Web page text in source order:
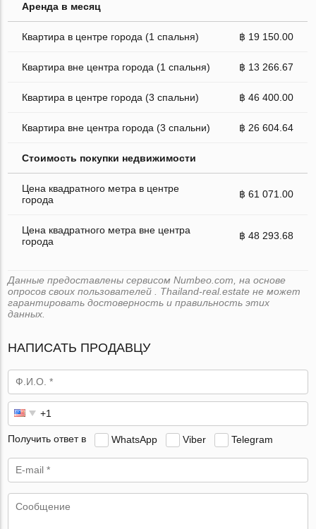
Аренда в месяц
Квартира в центре города (1 спальня) ฿ 19 150.00
Квартира вне центра города (1 спальня) ฿ 13 266.67
Квартира в центре города (3 спальни) ฿ 46 400.00
Квартира вне центра города (3 спальни) ฿ 26 604.64
Стоимость покупки недвижимости
Цена квадратного метра в центре
города
฿ 61 071.00
Цена квадратного метра вне центра
города
฿ 48 293.68
Данные предоставлены сервисом Numbeo.com, на основе
опросов своих пользователей . Thailand-real.estate не может
гарантировать достоверность и правильность этих
данных.
НАПИСАТЬ ПРОДАВЦУ
Получить ответ в WhatsApp Viber Telegram